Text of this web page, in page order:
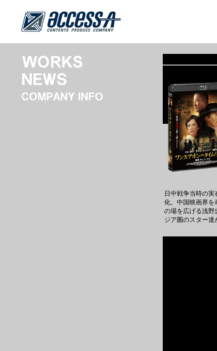
日中戦争当時の
化。中国映画界を
の場を広げる浅野
ジア圏のスター